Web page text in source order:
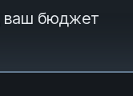
ваш бюджет